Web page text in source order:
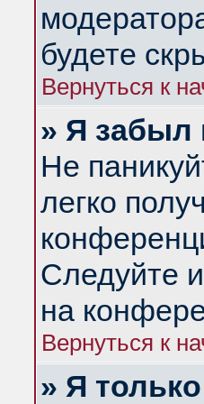
будете
Вернуться к
» Я забыл
Не
легко
Следуйте
на
Вернуться к
» Я